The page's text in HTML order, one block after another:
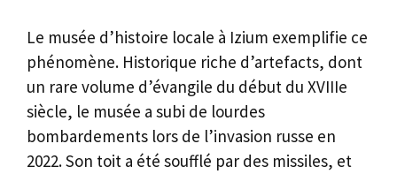
Le musée d’histoire locale à Izium exemplifie ce
phénomène. Historique riche d’artefacts, dont
un rare volume d’évangile du début du XVIIIe
siècle, le musée a subi de lourdes
bombardements lors de l’invasion russe en
2022. Son toit a été soufflé par des missiles, et